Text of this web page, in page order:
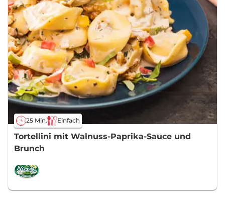
25 Min. Einfach
Tortellini mit Walnuss-Paprika-Sauce und
Brunch